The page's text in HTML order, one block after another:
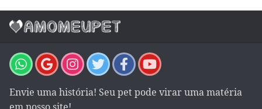
Envie uma história! Seu pet pode virar uma matéria